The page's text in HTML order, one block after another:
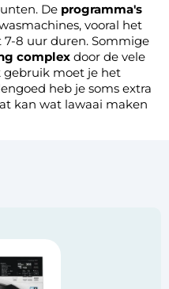
De programma's
vooral het
8 uur duren. Sommige
complex door de vele
gebruik moet je het
heb je soms extra
kan wat lawaai maken